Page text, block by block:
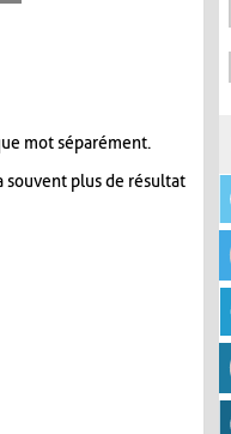
mot séparément.
plus de résultat